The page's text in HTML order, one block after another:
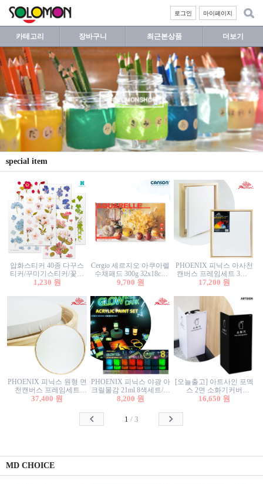
마이페이지
로그인
카테고리 장바구니 최근본상품 더보기
special item
압화스티커 40종 다꾸스
티커/꾸미기스티커/꽃스
티커/압화꽃책갈피/팬시
1,230 원
Cergio 세르지오 아쿠아렐
수채패드 300g 32x18cm
12매 1면제본
9,700 원
PHOENIX 피닉스 아사천
캔버스 프레임세트 3호F
27.3x22cm 캔버스와 올림
17,200 원
PHOENIX 피닉스 원형 면
천캔버스 프레임세트
40cm/원형캔버스/플로팅
37,400 원
PHOENIX 피닉스 야광 아
크릴물감 21ml 8색세트/야
광물감
8,200 원
[오늘출고] 아트사인 포멕
스 2면 소화기커버
1470/1471/소화기커버/소
함/소화기거치대/소화기
16,650 원
1 / 3
MD CHOICE